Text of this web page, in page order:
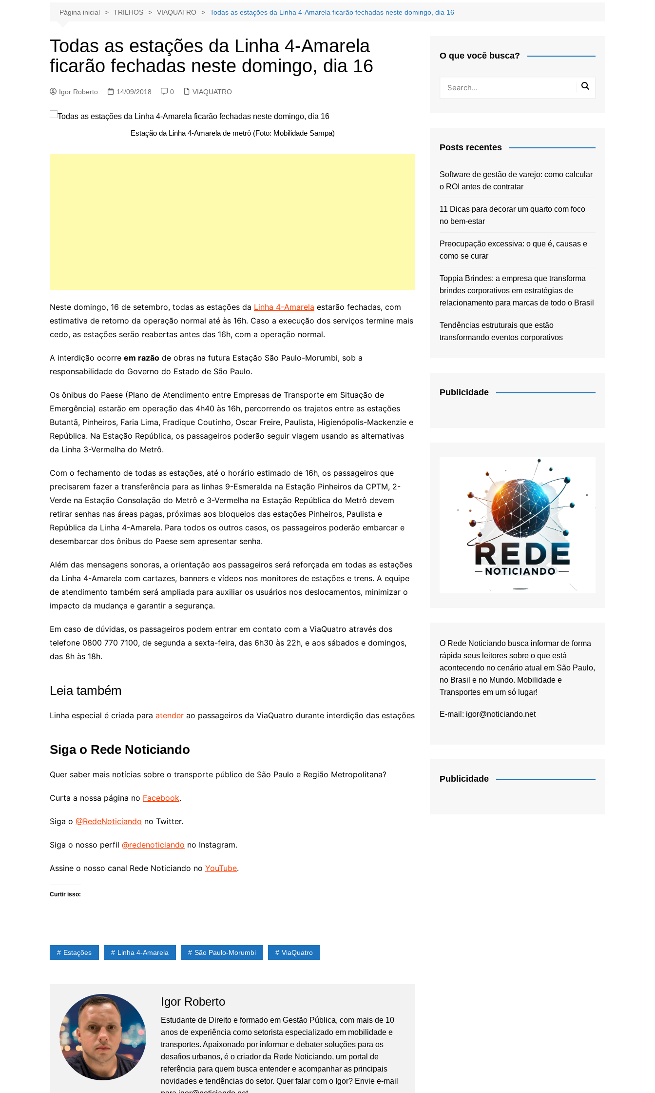
Página inicial TRILHOS VIAQUATRO Todas as estações da Linha 4-Amarela ficarão fechadas neste domingo, dia 16
Todas as estações da Linha 4-Amarela
ficarão fechadas neste domingo, dia 16
Igor Roberto 14/09/2018 0 VIAQUATRO
Estação da Linha 4-Amarela de metrô (Foto: Mobilidade Sampa)
Neste domingo, 16 de setembro, todas as estações da Linha 4-Amarela estarão fechadas, com
estimativa de retorno da operação normal até às 16h. Caso a execução dos serviços termine mais
cedo, as estações serão reabertas antes das 16h, com a operação normal.
A interdição ocorre em razão de obras na futura Estação São Paulo-Morumbi, sob a
responsabilidade do Governo do Estado de São Paulo.
Os ônibus do Paese (Plano de Atendimento entre Empresas de Transporte em Situação de
Emergência) estarão em operação das 4h40 às 16h, percorrendo os trajetos entre as estações
Butantã, Pinheiros, Faria Lima, Fradique Coutinho, Oscar Freire, Paulista, Higienópolis-Mackenzie e
República. Na Estação República, os passageiros poderão seguir viagem usando as alternativas
da Linha 3-Vermelha do Metrô.
Com o fechamento de todas as estações, até o horário estimado de 16h, os passageiros que
precisarem fazer a transferência para as linhas 9-Esmeralda na Estação Pinheiros da CPTM, 2-
Verde na Estação Consolação do Metrô e 3-Vermelha na Estação República do Metrô devem
retirar senhas nas áreas pagas, próximas aos bloqueios das estações Pinheiros, Paulista e
República da Linha 4-Amarela. Para todos os outros casos, os passageiros poderão embarcar e
desembarcar dos ônibus do Paese sem apresentar senha.
Além das mensagens sonoras, a orientação aos passageiros será reforçada em todas as estações
da Linha 4-Amarela com cartazes, banners e vídeos nos monitores de estações e trens. A equipe
de atendimento também será ampliada para auxiliar os usuários nos deslocamentos, minimizar o
impacto da mudança e garantir a segurança.
Em caso de dúvidas, os passageiros podem entrar em contato com a ViaQuatro através dos
telefone 0800 770 7100, de segunda a sexta-feira, das 6h30 às 22h, e aos sábados e domingos,
das 8h às 18h.
Leia também
Linha especial é criada para atender ao passageiros da ViaQuatro durante interdição das estações
Siga o Rede Noticiando
Quer saber mais notícias sobre o transporte público de São Paulo e Região Metropolitana?
Curta a nossa página no Facebook.
Siga o @RedeNoticiando no Twitter.
Siga o nosso perfil @redenoticiando no Instagram.
Assine o nosso canal Rede Noticiando no YouTube.
Curtir isso:
Estações Linha 4-Amarela São Paulo-Morumbi ViaQuatro
Igor Roberto
Estudante de Direito e formado em Gestão Pública, com mais de 10
anos de experiência como setorista especializado em mobilidade e
transportes. Apaixonado por informar e debater soluções para os
desafios urbanos, é o criador da Rede Noticiando, um portal de
referência para quem busca entender e acompanhar as principais
novidades e tendências do setor. Quer falar com o Igor? Envie e-mail
O que você busca?
Posts recentes
Software de gestão de varejo: como calcular
o ROI antes de contratar
11 Dicas para decorar um quarto com foco
no bem-estar
Preocupação excessiva: o que é, causas e
como se curar
Toppia Brindes: a empresa que transforma
brindes corporativos em estratégias de
relacionamento para marcas de todo o Brasil
Tendências estruturais que estão
transformando eventos corporativos
Publicidade
O Rede Noticiando busca informar de forma
rápida seus leitores sobre o que está
acontecendo no cenário atual em São Paulo,
no Brasil e no Mundo. Mobilidade e
Transportes em um só lugar!
E-mail: igor@noticiando.net
Publicidade